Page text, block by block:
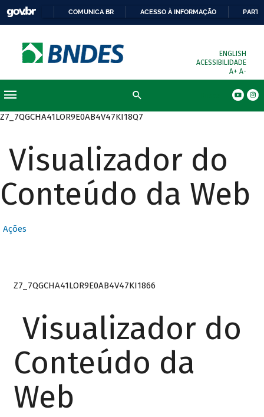
COMUNICA BR ACESSO À INFORMAÇÃO
ENGLISH
ACESSIBILIDADE
A+ A-
Z7_7QGCHA41LOR9E0AB4V47KI18Q7
Visualizador do
Conteúdo da Web
Ações
Z7_7QGCHA41LOR9E0AB4V47KI1866
Visualizador do
Conteúdo da
Web